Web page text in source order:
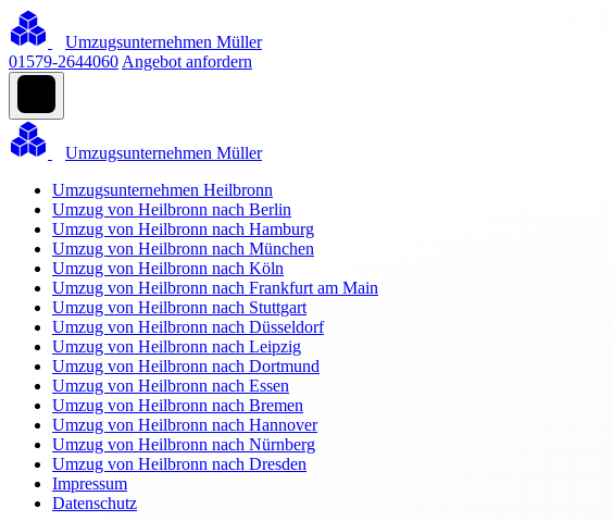
Umzugsunternehmen Müller
01579-2644060 Angebot anfordern
Umzugsunternehmen Müller
Umzugsunternehmen Heilbronn
Umzug von Heilbronn nach Berlin
Umzug von Heilbronn nach Hamburg
Umzug von Heilbronn nach München
Umzug von Heilbronn nach Köln
Umzug von Heilbronn nach Frankfurt am Main
Umzug von Heilbronn nach Stuttgart
Umzug von Heilbronn nach Düsseldorf
Umzug von Heilbronn nach Leipzig
Umzug von Heilbronn nach Dortmund
Umzug von Heilbronn nach Essen
Umzug von Heilbronn nach Bremen
Umzug von Heilbronn nach Hannover
Umzug von Heilbronn nach Nürnberg
Umzug von Heilbronn nach Dresden
Impressum
Datenschutz